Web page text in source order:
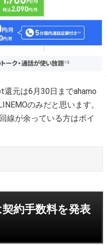
元は6月30日までahamo
のみだと思います。
線が余っている方はポイ
約手数料を発表